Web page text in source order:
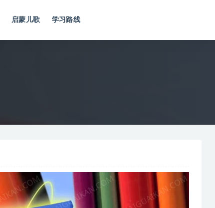
启蒙儿歌 学习路线